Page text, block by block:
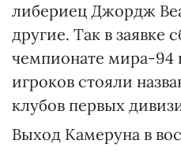
либериец Джордж
другие. Так в заявке
чемпионате мира-
игроков стояли
клубов первых
Выход Камеруна в